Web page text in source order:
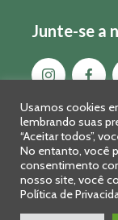
Junte-se a
Sistema FAEP/
Usamos cookies
lembrando suas
“Aceitar todos”,
No entanto, você
consentimento
nosso site, você
Política de